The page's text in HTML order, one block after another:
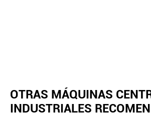
OTRAS MÁQUINAS
INDUSTRIALES